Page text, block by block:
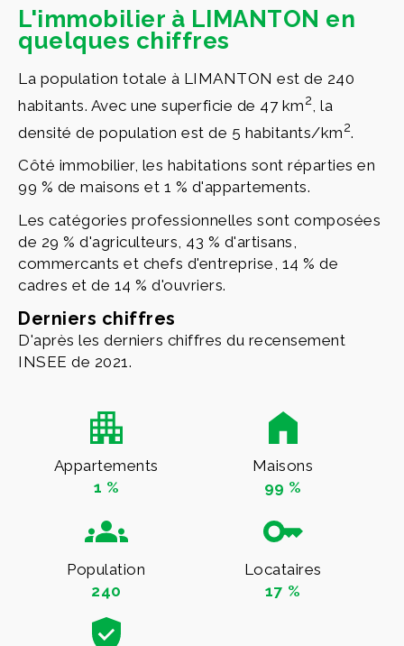
L'immobilier à LIMANTON en
quelques chiffres
La population totale à LIMANTON est de 240
habitants. Avec une superficie de 47 km2
, la
densité de population est de 5 habitants/km2.
Côté immobilier, les habitations sont réparties en
99 % de maisons et 1 % d'appartements.
Les catégories professionnelles sont composées
de 29 % d'agriculteurs, 43 % d'artisans,
commercants et chefs d'entreprise, 14 % de
cadres et de 14 % d'ouvriers.
Derniers chiffres
D'après les derniers chiffres du recensement
INSEE de 2021.
Appartements
1 %
Maisons
99 %
Population
240
Locataires
17 %